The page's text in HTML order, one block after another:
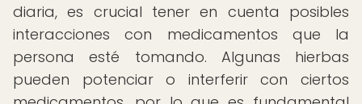
diaria, es crucial tener en cuenta posibles
interacciones con medicamentos que la
persona esté tomando. Algunas hierbas
pueden potenciar o interferir con ciertos